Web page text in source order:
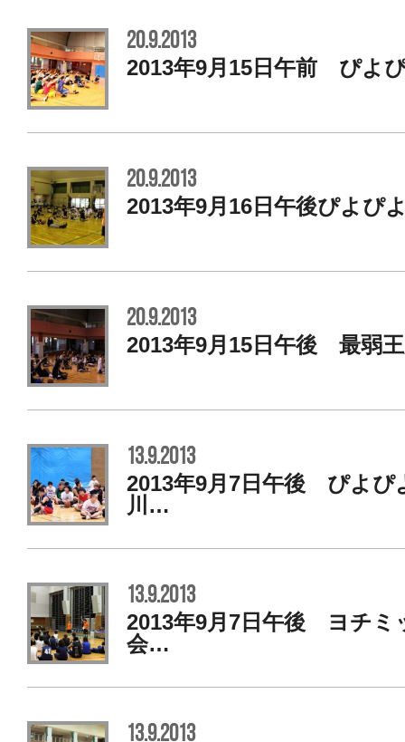
20.9.2013
2013年9月15日午前 ぴよ
20.9.2013
2013年9月16日午後ぴよぴ
20.9.2013
2013年9月15日午後 最弱
13.9.2013
2013年9月7日午後 ぴよぴ
川…
13.9.2013
2013年9月7日午後 ヨチミ
会…
13.9.2013